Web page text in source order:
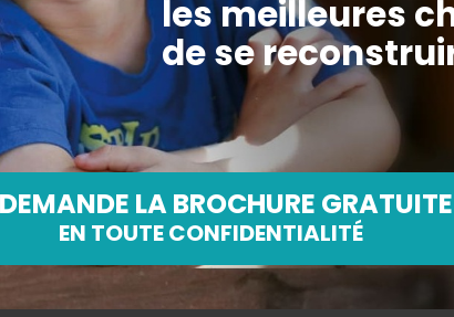
leur vie
Avec 15 € par mois
déduction fiscale), vous
notamment à prendre
séances régulières
qui aideront un enfant à
souffrances qui le